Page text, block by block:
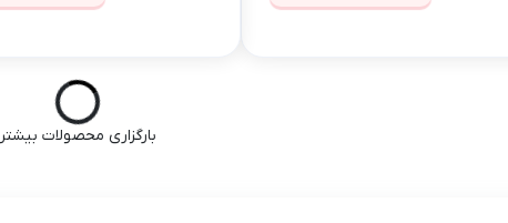
بارگزاری محصولات بیشتر